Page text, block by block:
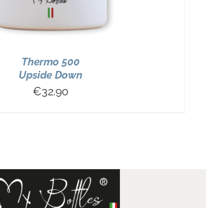
Thermo 500
Upside Down
€32.90